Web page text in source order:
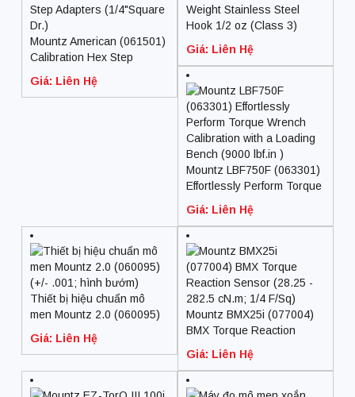
Mountz American (061501)
Calibration Hex Step
Giá: Liên Hệ
Weight Stainless Steel
Hook 1/2 oz (Class 3)
Giá: Liên Hệ
Mountz LBF750F (063301)
Effortlessly Perform Torque
Loading Bench (9000 lbf.in
)
Giá: Liên Hệ
Thiết bị hiệu chuẩn mô
men Mountz 2.0 (060095)
Giá: Liên Hệ
Mountz BMX25i (077004)
BMX Torque Reaction
cN.m; 1/4 F/Sq)
Giá: Liên Hệ